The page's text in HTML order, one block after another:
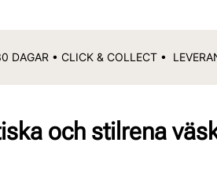
DAGAR • CLICK & COLLECT •
och stilrena